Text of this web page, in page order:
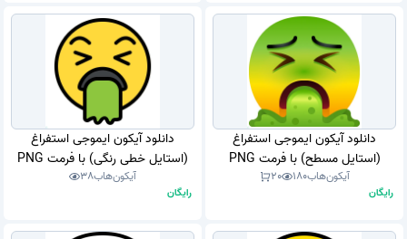
دانلود آیکون ایموجی استفراغ
(استایل مسطح) با فرمت PNG
آیکون‌هاب180
20
رایگان
دانلود آیکون ایموجی استفراغ
(استایل خطی رنگی) با فرمت PNG
آیکون‌هاب38
رایگان